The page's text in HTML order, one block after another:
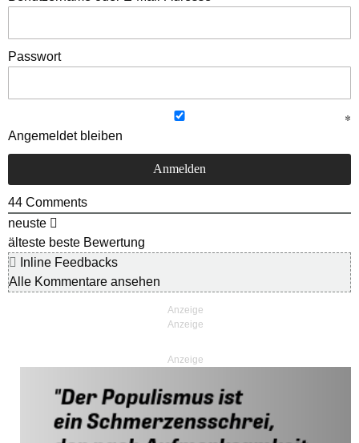
Passwort
Angemeldet bleiben
44 Comments
neuste
älteste beste Bewertung
Inline Feedbacks
Alle Kommentare ansehen
Anzeige